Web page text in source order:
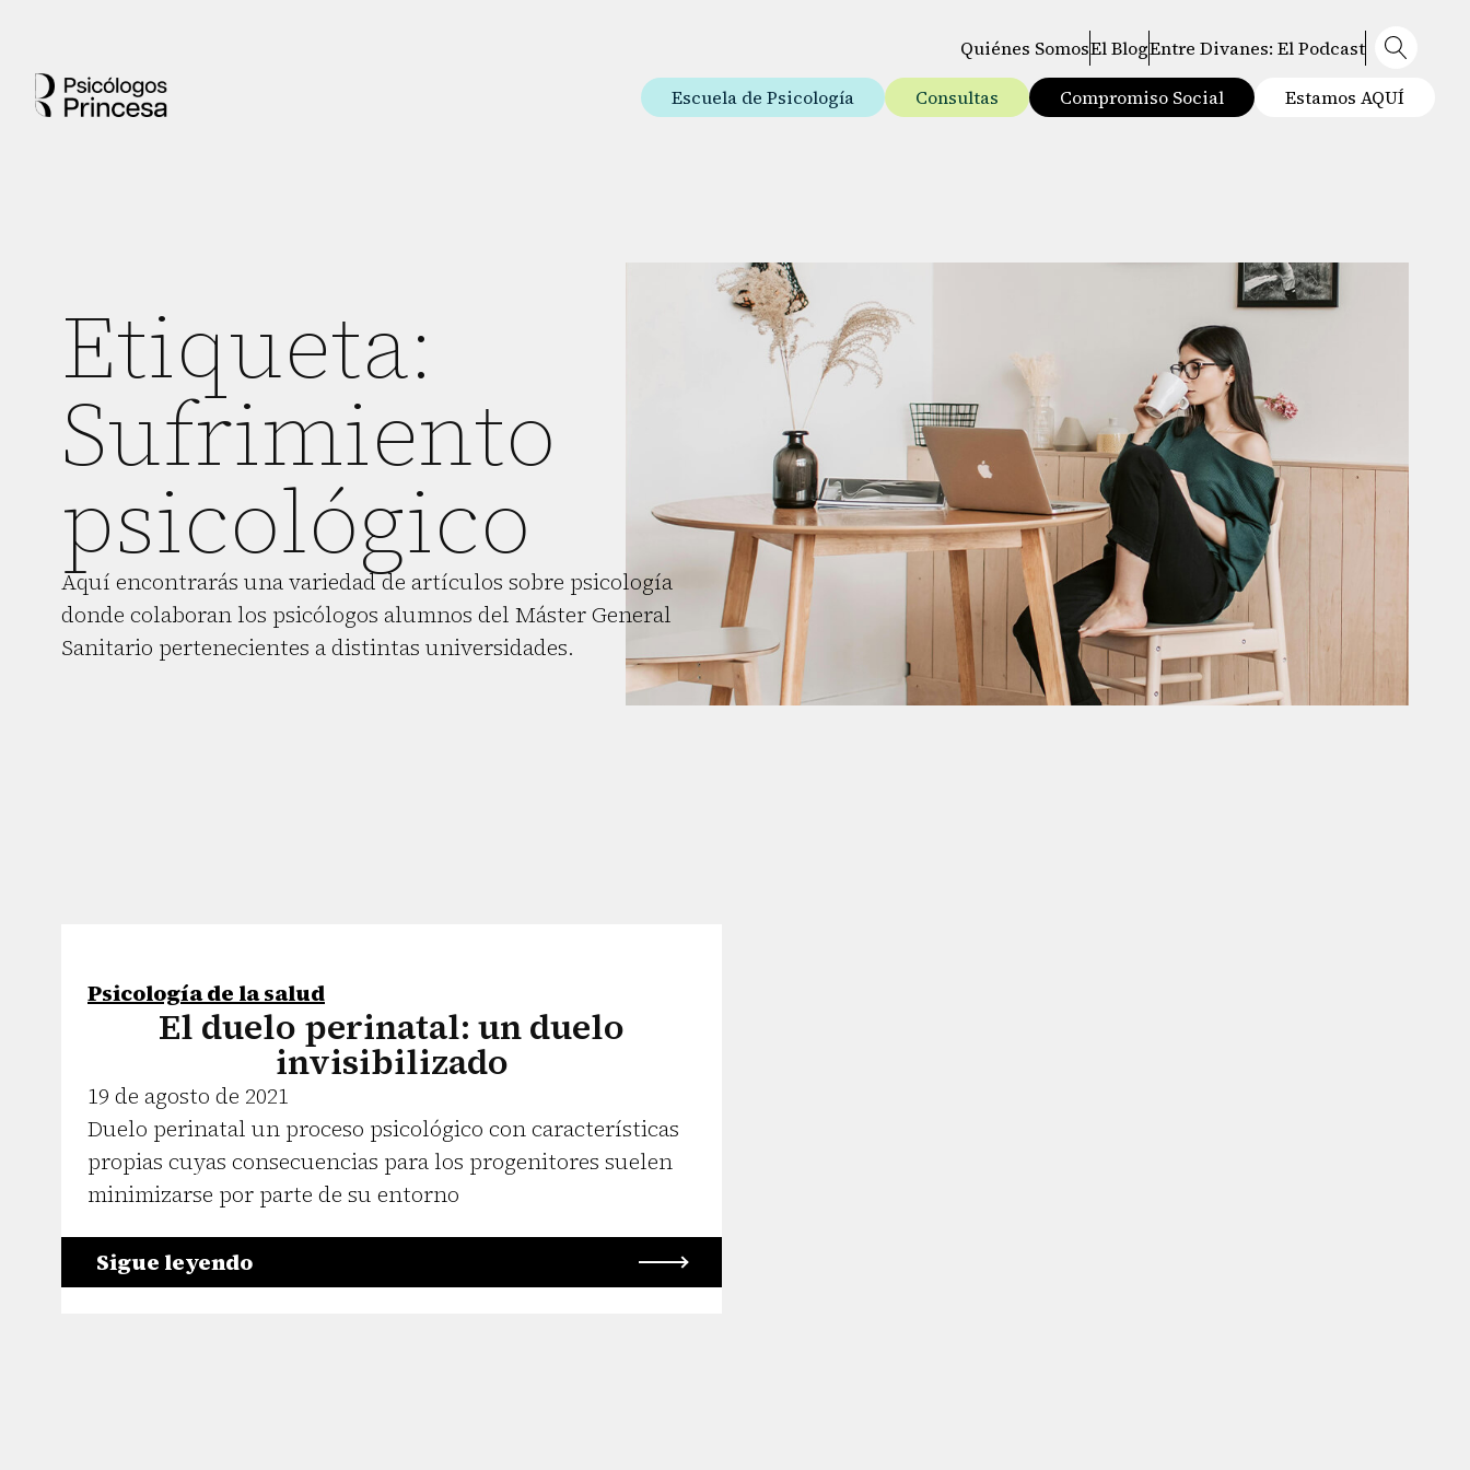
Quiénes SomosEl BlogEntre Divanes: El Podcast
Escuela de Psicología Consultas Compromiso Social Estamos AQUÍ
Etiqueta:
Sufrimiento
psicológico
Aquí encontrarás una variedad de artículos sobre psicología
donde colaboran los psicólogos alumnos del Máster General
Sanitario pertenecientes a distintas universidades.
Psicología de la salud
El duelo perinatal: un duelo
invisibilizado
19 de agosto de 2021
Duelo perinatal un proceso psicológico con características
propias cuyas consecuencias para los progenitores suelen
minimizarse por parte de su entorno
Sigue leyendo